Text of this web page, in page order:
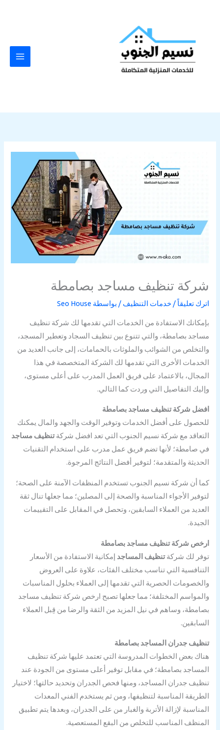
شركة تنظيف مساجد بصامطة
اترك تعليقاً /خدمات التنظيف / بواسطة Seo House
بإمكانك الاستفادة من الخدمات التي تقدمها لك شركة تنظيف
مساجد بصامطة، والتي تتنوع بين تنظيف السجاد وتعطير المسجد،
والتخلص من الشوائب والملوثات بالحمامات، إلى جانب العديد من
الخدمات الأخرى التي تقدمها لك الشركة المتخصصة في هذا
المجال، بالاعتماد على فريق العمل المدرب على أعلى مستوى،
وإليك التفاصيل التي وردت كما التالي.
افضل شركة تنظيف مساجد بصامطة
للحصول على أفضل الخدمات وتوفير الوقت والجهد والمال يمكنك
التعاقد مع شركة نسيم الجنوب التي تعد افضل شركةتنظيف مساجد
في صامطة؛ لأنها تضم فريق عمل مدرب على استخدام التقنيات
الحديثة والمتقدمة؛ لتوفير أفضل النتائج المرجوة.
كما أن شركة نسيم الجنوب تستخدم المنظفات الآمنة على الصحة؛
لتوفير الأجواء المناسبة والصحة إلى المصلين؛ مما جعلها تنال ثقة
العديد من العملاء السابقين، وتحصل في المقابل على التقييمات
الجيدة.
ارخص شركة تنظيف مساجد بصامطة
توفر لك شركةتنظيف المساجد إمكانية الاستفادة من الأسعار
التنافسية التي تناسب مختلف الفئات، علاوة على العروض
والخصومات الحصرية التي تقدمها إلى العملاء بحلول المناسبات
والمواسم المختلفة؛ مما جعلها تصبح ارخص شركة تنظيف مساجد
بصامطة، وساهم في نيل المزيد من الثقة والرضا من قِبل العملاء
السابقين.
تنظيف جدران المساجد بصامطة
هناك بعض الخطوات المدروسة التي تعتمد عليها شركة تنظيف
المساجد بصامطة؛ في مقابل توفير أعلى مستوى من الجودة عند
تنظيف جدران المساجد، ومنها فحص الجدران وتحديد حالتها؛ لاختيار
الطريقة المناسبة لتنظيفها، ومن ثم يستخدم الفني المعدات
المناسبة لإزالة الأتربة والغبار من على الجدران، وبعدها يتم تطبيق
المنظف المناسب للتخلص من البقع المستعصية.